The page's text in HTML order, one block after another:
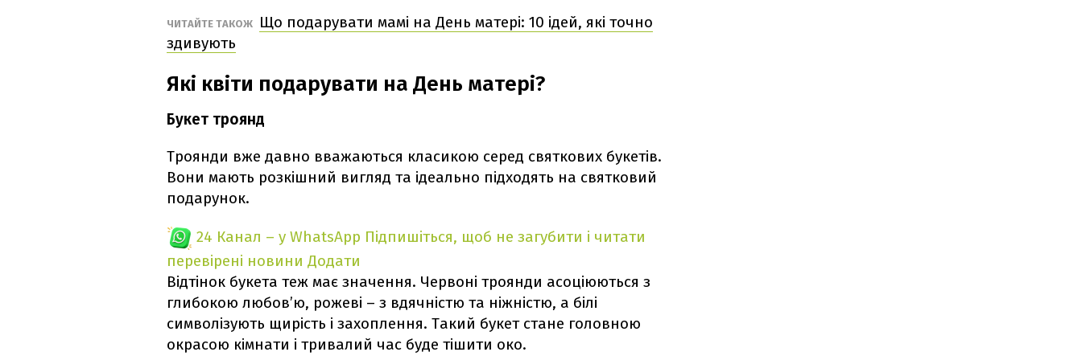
ЧИТАЙТЕ ТАКОЖ
Що подарувати мамі на День матері: 10 ідей, які точно
здивують
Які квіти подарувати на День матері?
Букет троянд
Троянди вже давно вважаються класикою серед святкових букетів.
Вони мають розкішний вигляд та ідеально підходять на святковий
подарунок.
24 Канал – у WhatsApp Підпишіться, щоб не загубити і читати
перевірені новини Додати
Відтінок букета теж має значення. Червоні троянди асоціюються з
глибокою любов’ю, рожеві – з вдячністю та ніжністю, а білі
символізують щирість і захоплення. Такий букет стане головною
окрасою кімнати і тривалий час буде тішити око.